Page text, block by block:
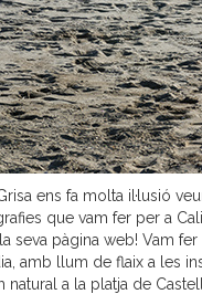
ens fa molta il·lusió
que vam fer per a
seva pàgina web! Vam fer
amb llum de flaix a les
natural a la platja de